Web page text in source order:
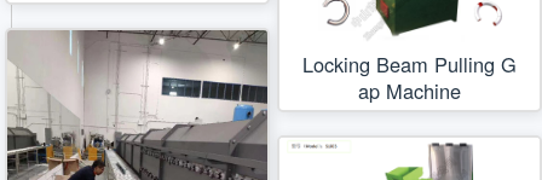
Locking Beam Pulling G
ap Machine